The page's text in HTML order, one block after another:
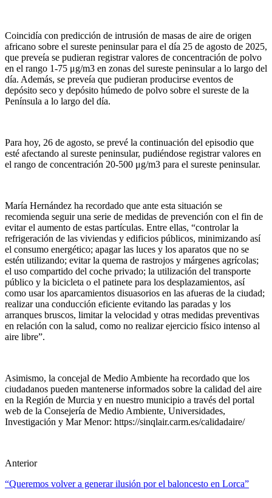
Coincidía con predicción de intrusión de masas de aire de origen
africano sobre el sureste peninsular para el día 25 de agosto de 2025,
que preveía se pudieran registrar valores de concentración de polvo
en el rango 1-75 μg/m3 en zonas del sureste peninsular a lo largo del
día. Además, se preveía que pudieran producirse eventos de
depósito seco y depósito húmedo de polvo sobre el sureste de la
Península a lo largo del día.
Para hoy, 26 de agosto, se prevé la continuación del episodio que
esté afectando al sureste peninsular, pudiéndose registrar valores en
el rango de concentración 20-500 μg/m3 para el sureste peninsular.
María Hernández ha recordado que ante esta situación se
recomienda seguir una serie de medidas de prevención con el fin de
evitar el aumento de estas partículas. Entre ellas, “controlar la
refrigeración de las viviendas y edificios públicos, minimizando así
el consumo energético; apagar las luces y los aparatos que no se
estén utilizando; evitar la quema de rastrojos y márgenes agrícolas;
el uso compartido del coche privado; la utilización del transporte
público y la bicicleta o el patinete para los desplazamientos, así
como usar los aparcamientos disuasorios en las afueras de la ciudad;
realizar una conducción eficiente evitando las paradas y los
arranques bruscos, limitar la velocidad y otras medidas preventivas
en relación con la salud, como no realizar ejercicio físico intenso al
aire libre”.
Asimismo, la concejal de Medio Ambiente ha recordado que los
ciudadanos pueden mantenerse informados sobre la calidad del aire
en la Región de Murcia y en nuestro municipio a través del portal
web de la Consejería de Medio Ambiente, Universidades,
Investigación y Mar Menor: https://sinqlair.carm.es/calidadaire/
Anterior
“Queremos volver a generar ilusión por el baloncesto en Lorca”